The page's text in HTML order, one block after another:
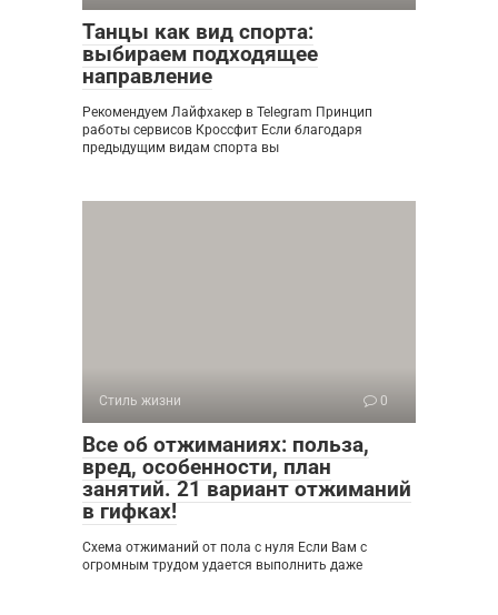
Танцы как вид спорта:
выбираем подходящее
направление
Рекомендуем Лайфхакер в Telegram Принцип
работы сервисов Кроссфит Если благодаря
предыдущим видам спорта вы
Стиль жизни 0
Все об отжиманиях: польза,
вред, особенности, план
занятий. 21 вариант отжиманий
в гифках!
Схема отжиманий от пола с нуля Если Вам с
огромным трудом удается выполнить даже